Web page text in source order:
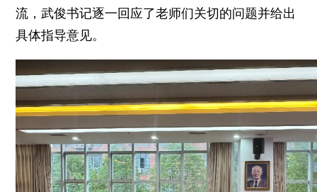
流，武俊书记逐一回应了老师们关切的问题并给出
具体指导意见。